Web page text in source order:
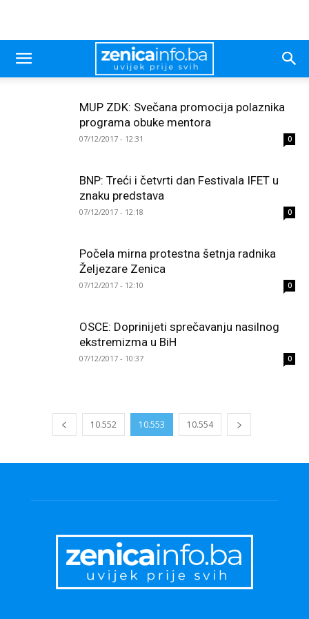
MUP ZDK: Svečana promocija polaznika
programa obuke mentora
07/12/2017 - 12:31 0
BNP: Treći i četvrti dan Festivala IFET u
znaku predstava
07/12/2017 - 12:18 0
Počela mirna protestna šetnja radnika
Željezare Zenica
07/12/2017 - 12:10 0
OSCE: Doprinijeti sprečavanju nasilnog
ekstremizma u BiH
07/12/2017 - 10:37 0
10.552 10.553 10.554